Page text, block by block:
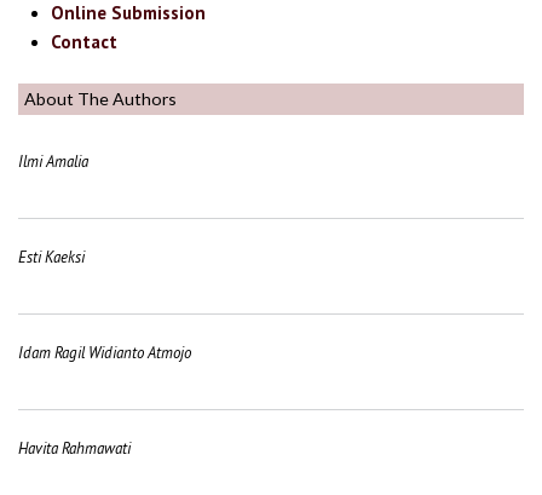
Online Submission
Contact
About The Authors
Ilmi Amalia
Esti Kaeksi
Idam Ragil Widianto Atmojo
Havita Rahmawati